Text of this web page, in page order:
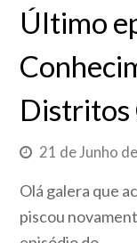
Último
Distritos
21 de Junho
Olá galera que
piscou